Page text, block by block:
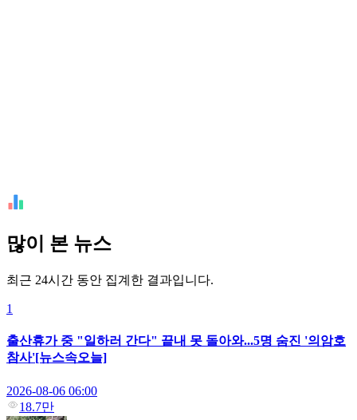
많이 본 뉴스
최근 24시간 동안 집계한 결과입니다.
1
출산휴가 중 "일하러 간다" 끝내 못 돌아와...5명 숨진 '의암호
참사'[뉴스속오늘]
2026-08-06 06:00
18.7만